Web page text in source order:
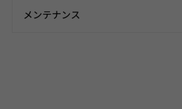
メンテナンス